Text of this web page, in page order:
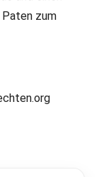
Paten zum